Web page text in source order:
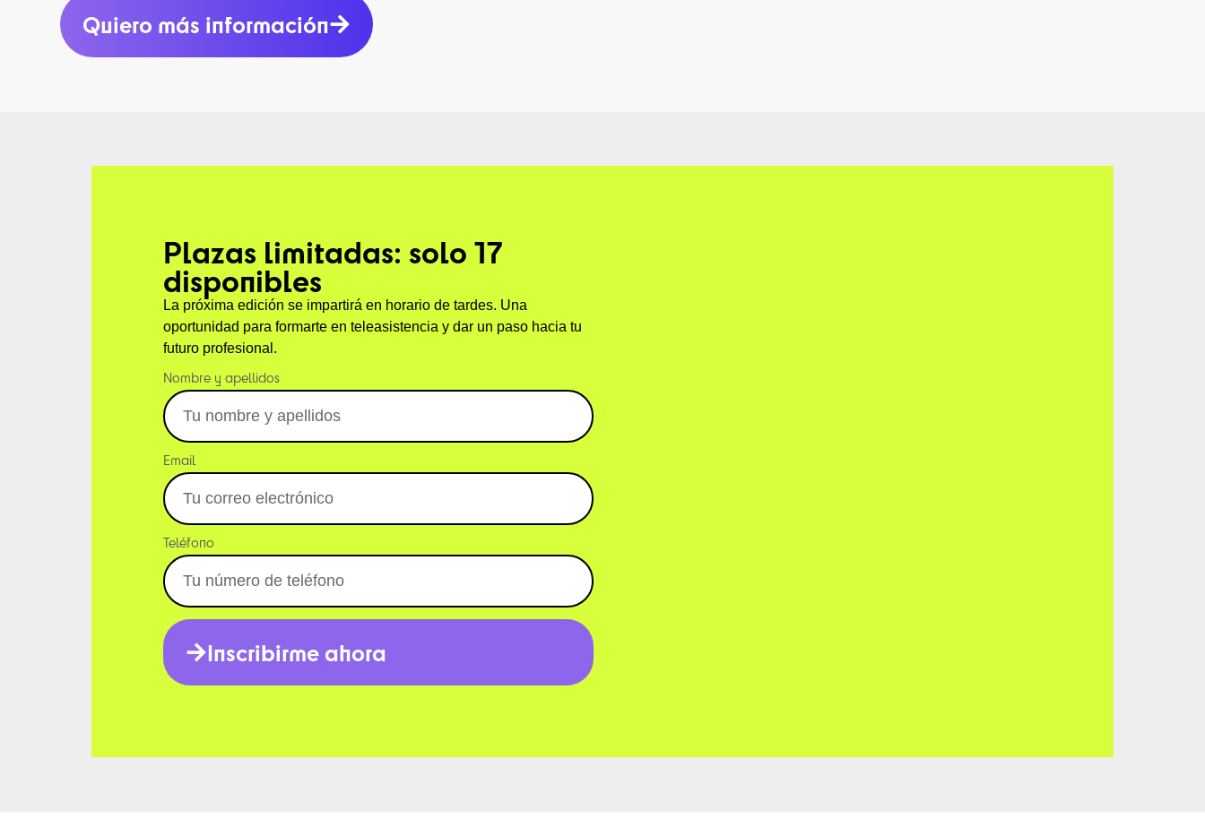
Quiero más información
Plazas limitadas: solo 17
disponibles
La próxima edición se impartirá en horario de tardes. Una
oportunidad para formarte en teleasistencia y dar un paso hacia tu
futuro profesional.
Nombre y apellidos
Email
Teléfono
Inscribirme ahora